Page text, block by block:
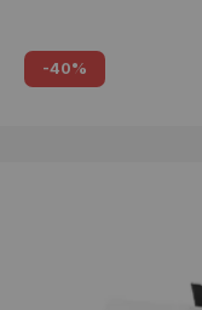
-40%